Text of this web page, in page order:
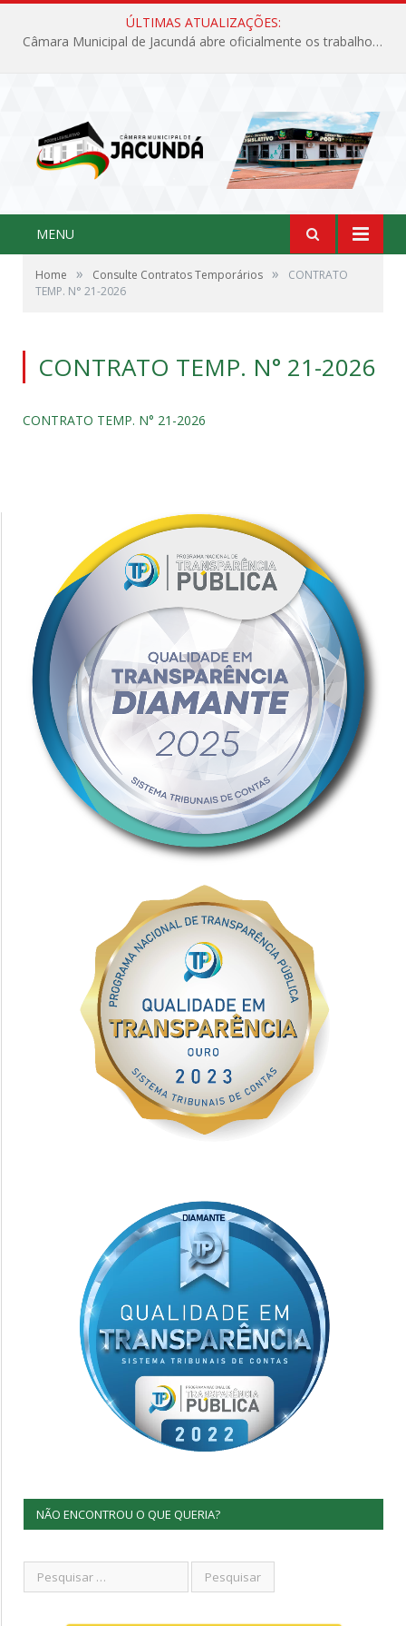
ÚLTIMAS ATUALIZAÇÕES:
Câmara Municipal de Jacundá abre oficialmente os trabalhos legislativos de 2026
MENU
Home » Consulte Contratos Temporários »
CONTRATO
TEMP. N° 21-2026
CONTRATO TEMP. N° 21-2026
CONTRATO TEMP. N° 21-2026
NÃO ENCONTROU O QUE QUERIA?